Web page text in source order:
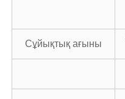
Сұйықтық ағыны